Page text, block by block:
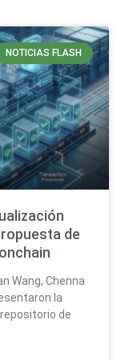
NOTICIAS FLASH
de
Wang, Chenna
la
de